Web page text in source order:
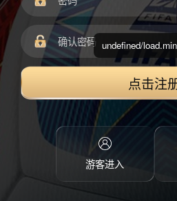
点击注
游客进入
undefined/